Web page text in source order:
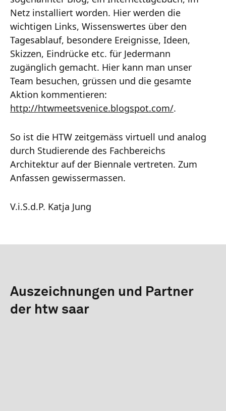
Netz installiert worden. Hier werden die
wichtigen Links, Wissenswertes über den
Tagesablauf, besondere Ereignisse, Ideen,
Skizzen, Eindrücke etc. für Jedermann
zugänglich gemacht. Hier kann man unser
Team besuchen, grüssen und die gesamte
Aktion kommentieren:
http://htwmeetsvenice.blogspot.com/.
So ist die HTW zeitgemäss virtuell und analog
durch Studierende des Fachbereichs
Architektur auf der Biennale vertreten. Zum
Anfassen gewissermassen.
V.i.S.d.P. Katja Jung
Auszeichnungen und Partner
der htw saar